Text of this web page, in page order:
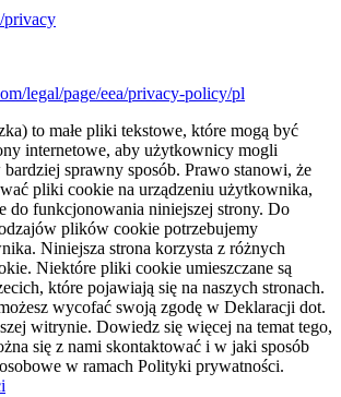
privacy
legal/page/eea/privacy-policy/pl
to małe pliki tekstowe, które mogą być
internetowe, aby użytkownicy mogli
sprawny sposób. Prawo stanowi, że
pliki cookie na urządzeniu użytkownika,
do funkcjonowania niniejszej strony. Do
plików cookie potrzebujemy
Niniejsza strona korzysta z różnych
Niektóre pliki cookie umieszczane są
które pojawiają się na naszych stronach.
wycofać swoją zgodę w Deklaracji dot.
witrynie. Dowiedz się więcej na temat tego,
się z nami skontaktować i w jaki sposób
w ramach Polityki prywatności.